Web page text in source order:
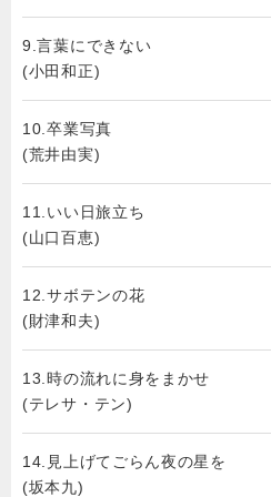
9.言葉にできない
(小田和正)
10.卒業写真
(荒井由実)
11.いい日旅立ち
(山口百恵)
12.サボテンの花
(財津和夫)
13.時の流れに身をまかせ
(テレサ・テン)
14.見上げてごらん夜の星を
(坂本九)